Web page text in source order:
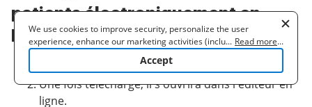
patients électroniquement en
ligne :
Téléchargez un document.
Une fois téléchargé, il s'ouvrira dans l'éditeur en
ligne.
We use cookies to improve security, personalize the user
experience, enhance our marketing activities (including
cooperating with our 3rd party partners) and for other business
to learn more. By clicking "Accept"
... Read more...
Accept